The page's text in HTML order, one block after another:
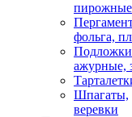
пирожные
фольга,
Подложки
ажурные,
Шпагаты,
веревки